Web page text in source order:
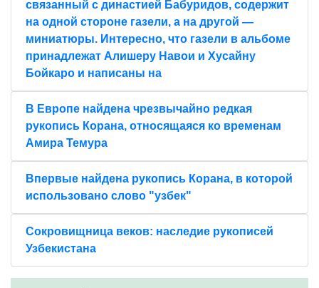
связанный с династией Бабуридов, содержит
на одной стороне газели, а на другой —
миниатюры. Интересно, что газели в альбоме
принадлежат Алишеру Навои и Хусайну
Бойкаро и написаны на
В Европе найдена чрезвычайно редкая
рукопись Корана, относящаяся ко временам
Амира Темура
Впервые найдена рукопись Корана, в которой
использовано слово "узбек"
Сокровищница веков: наследие рукописей
Узбекистана